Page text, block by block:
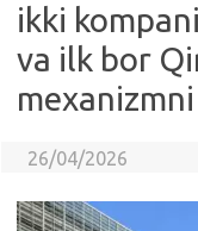
ikki
va ilk bor
26/04/2026